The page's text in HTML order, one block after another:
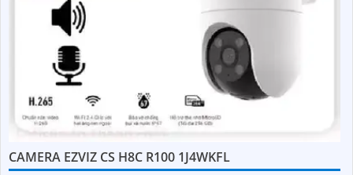
CAMERA EZVIZ CS H8C R100 1J4WKFL